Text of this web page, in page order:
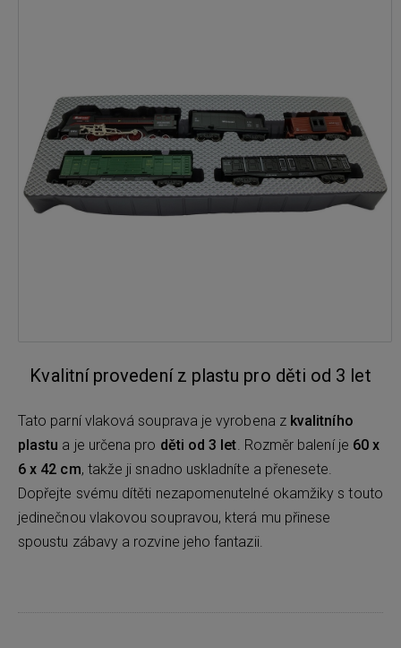
Kvalitní provedení z plastu pro děti od 3 let
Tato parní vlaková souprava je vyrobena z kvalitního
plastu a je určena pro děti od 3 let . Rozměr balení je 60 x
6 x 42 cm, takže ji snadno uskladníte a přenesete.
Dopřejte svému dítěti nezapomenutelné okamžiky s touto
jedinečnou vlakovou soupravou, která mu přinese
spoustu zábavy a rozvine jeho fantazii.